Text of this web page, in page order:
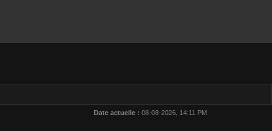
Date actuelle : 08-08-2026, 14:11 PM